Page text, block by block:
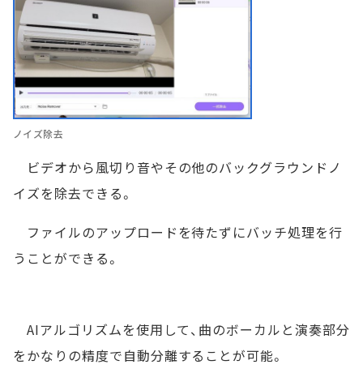
ノイズ除去
ビデオから風切り音やその他のバックグラウンドノ
イズを除去できる。
ファイルのアップロードを待たずにバッチ処理を行
うことができる。
AIアルゴリズムを使用して、曲のボーカルと演奏部分
をかなりの精度で自動分離することが可能。